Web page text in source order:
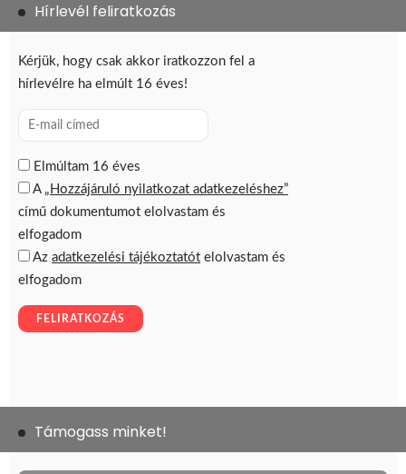
Hírlevél feliratkozás
Támogass minket!